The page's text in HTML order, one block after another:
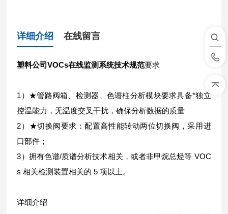
详细介绍 在线留言
塑料公司VOCs在线监测系统技术规范要求
1）★管路阀箱、检测器、色谱柱分析模块要求具备*独立
控温能力，无温度交叉干扰，确保分析数据的质量
2）★切换阀要求：配置高性能转动两位切换阀，采用进
口部件；
3）拥有色谱/质谱分析技术相关，或者非甲烷总烃等 VOC
s 相关检测装置相关的 5 项以上。
详细介绍